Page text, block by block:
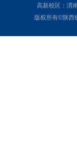
高新校区：渭
版权所有©陕西